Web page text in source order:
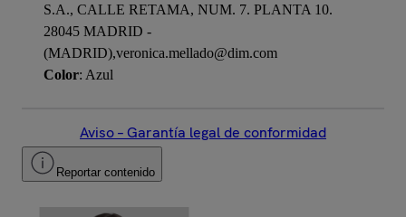
S.A., CALLE RETAMA, NUM. 7. PLANTA 10.
28045 MADRID -
(MADRID),veronica.mellado@dim.com
Color: Azul
Aviso – Garantía legal de conformidad
Reportar contenido